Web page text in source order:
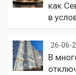
как
в
26-06-
В